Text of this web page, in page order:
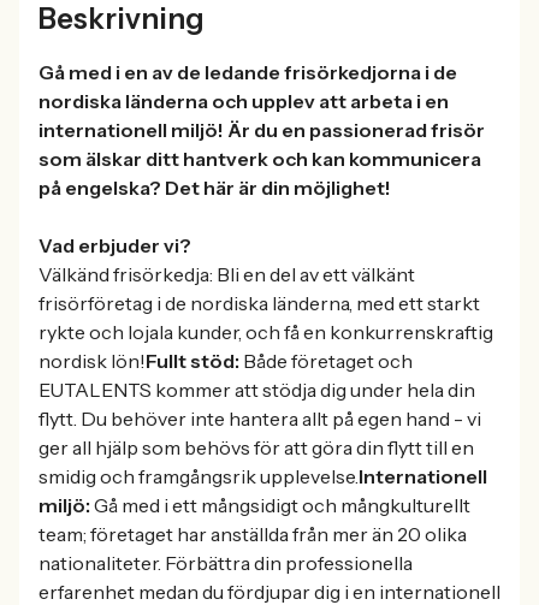
Beskrivning
Gå med i en av de ledande frisörkedjorna i de
nordiska länderna och upplev att arbeta i en
internationell miljö! Är du en passionerad frisör
som älskar ditt hantverk och kan kommunicera
på engelska? Det här är din möjlighet!
Vad erbjuder vi?
Välkänd frisörkedja: Bli en del av ett välkänt
frisörföretag i de nordiska länderna, med ett starkt
rykte och lojala kunder, och få en konkurrenskraftig
nordisk lön!Fullt stöd: Både företaget och
EUTALENTS kommer att stödja dig under hela din
flytt. Du behöver inte hantera allt på egen hand - vi
ger all hjälp som behövs för att göra din flytt till en
smidig och framgångsrik upplevelse.Internationell
miljö: Gå med i ett mångsidigt och mångkulturellt
team; företaget har anställda från mer än 20 olika
nationaliteter. Förbättra din professionella
erfarenhet medan du fördjupar dig i en internationell